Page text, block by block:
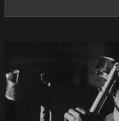
As Bestas
Et j’aime à la fureur